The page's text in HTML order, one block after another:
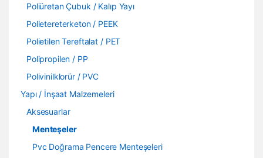
Poliüretan Çubuk / Kalıp Yayı
Polietereterketon / PEEK
Polietilen Tereftalat / PET
Polipropilen / PP
Polivinilklorür / PVC
Yapı / İnşaat Malzemeleri
Aksesuarlar
Menteşeler
Pvc Doğrama Pencere Menteşeleri